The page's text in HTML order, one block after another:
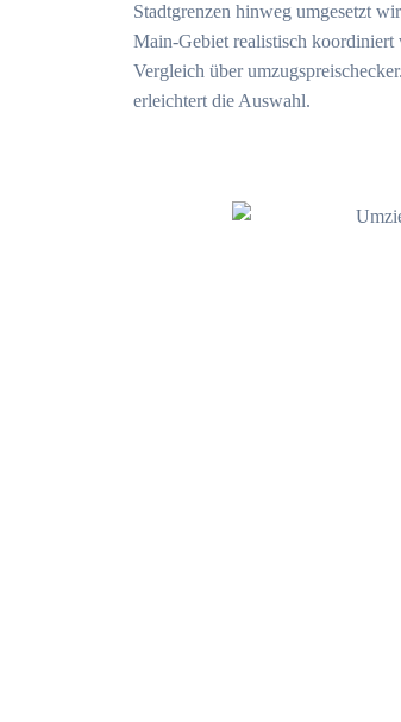
Stadtgrenzen hinweg umgesetzt
Main-Gebiet realistisch koordiniert
Vergleich über
erleichtert die Auswahl.